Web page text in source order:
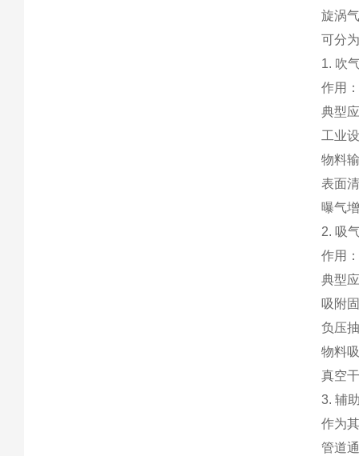
旋涡
可分
1. 吹
作用
典型
工业
物料
表面
曝气
2. 吸
作用
典型
吸附
负压
物料
真空
3. 辅
作为
管道